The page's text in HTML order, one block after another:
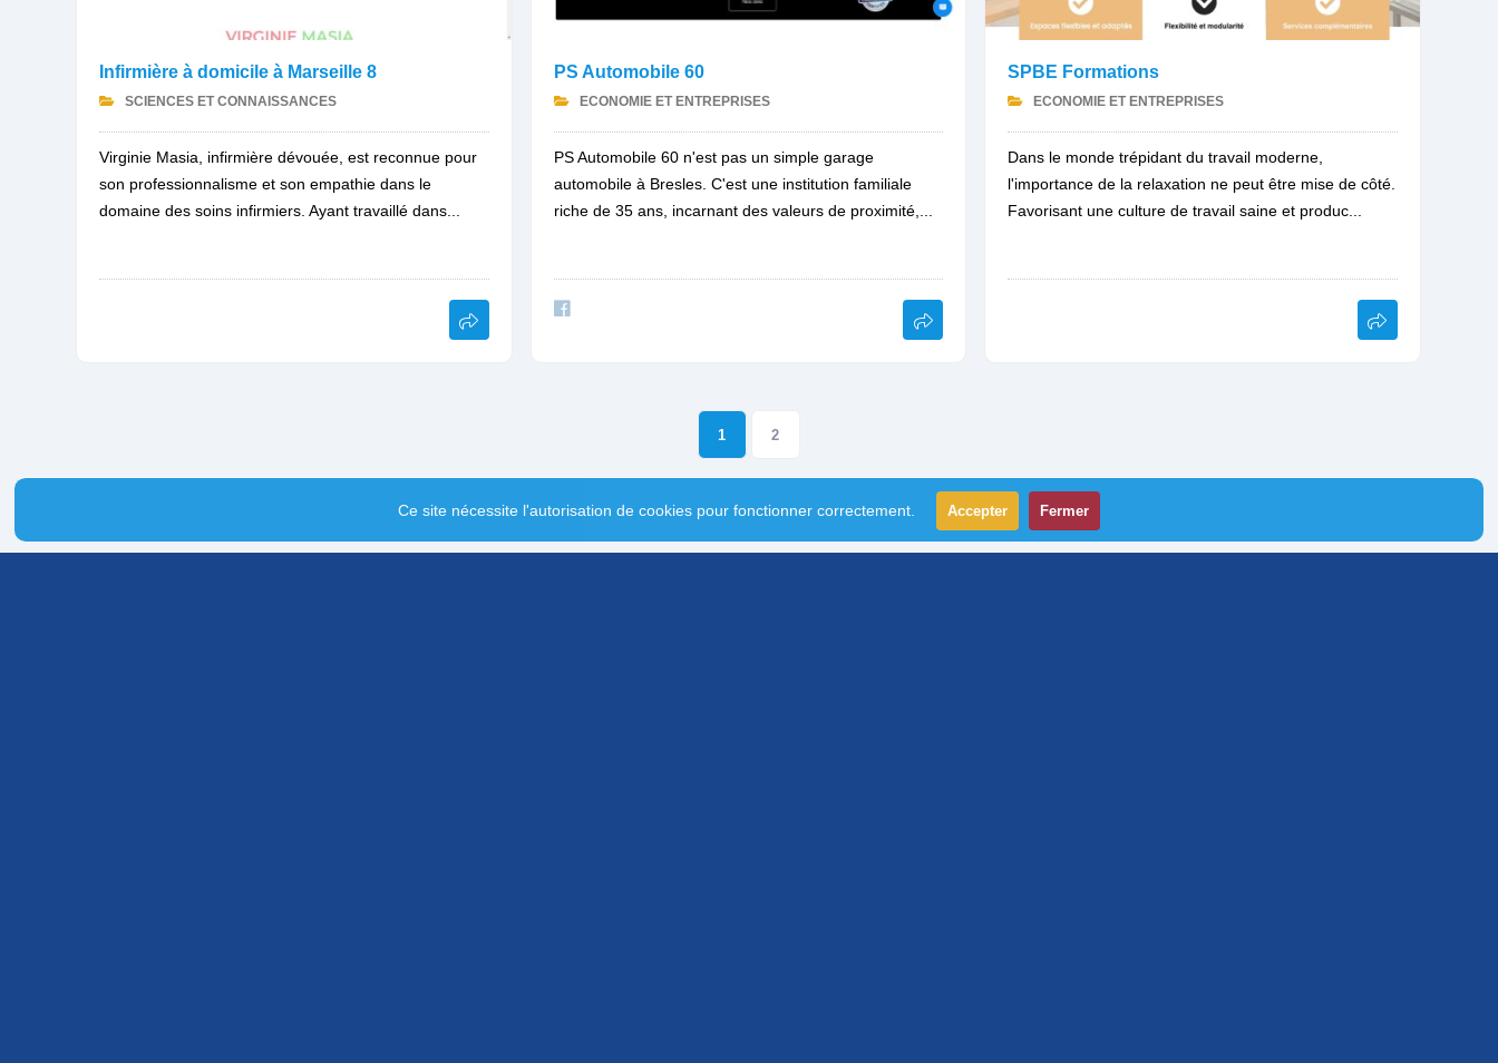
Infirmière à domicile à Marseille 8
SCIENCES ET CONNAISSANCES
Virginie Masia, infirmière dévouée, est reconnue pour
son professionnalisme et son empathie dans le
domaine des soins infirmiers. Ayant travaillé dans...
PS Automobile 60
ECONOMIE ET ENTREPRISES
PS Automobile 60 n'est pas un simple garage
automobile à Bresles. C'est une institution familiale
riche de 35 ans, incarnant des valeurs de proximité,...
SPBE Formations
ECONOMIE ET ENTREPRISES
Dans le monde trépidant du travail moderne,
l'importance de la relaxation ne peut être mise de côté.
Favorisant une culture de travail saine et produc...
1 2
Ce site nécessite l'autorisation de cookies pour fonctionner correctement. Accepter Fermer